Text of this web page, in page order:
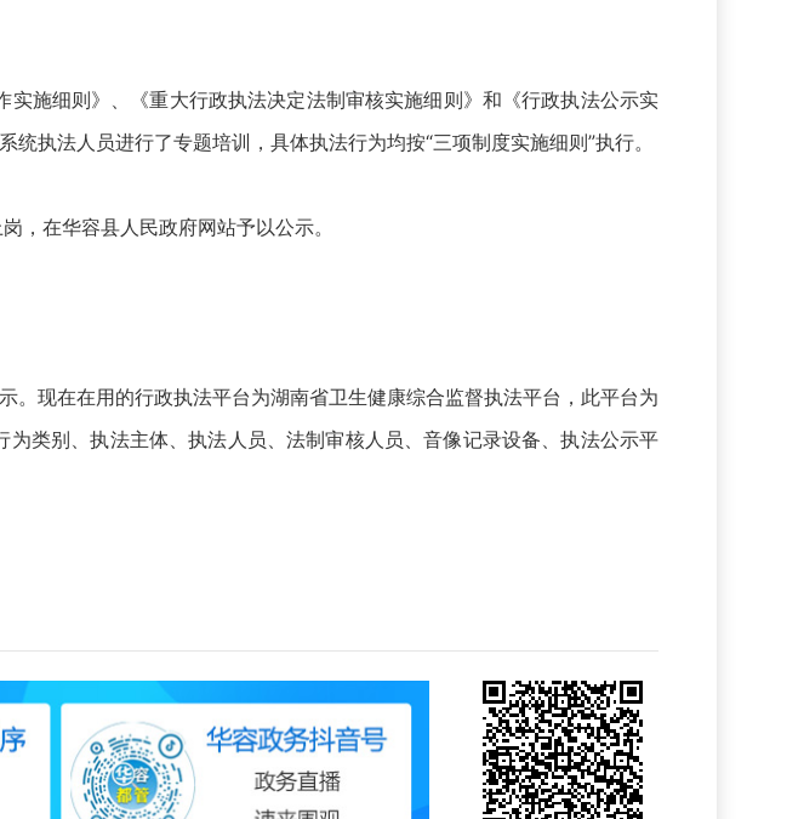
施细则》、《重大行政执法决定法制审核实施细则》和《行政执法公示实
执法人员进行了专题培训，具体执法行为均按“三项制度实施细则”执行。
，在华容县人民政府网站予以公示。
现在在用的行政执法平台为湖南省卫生健康综合监督执法平台，此平台为
类别、执法主体、执法人员、法制审核人员、音像记录设备、执法公示平